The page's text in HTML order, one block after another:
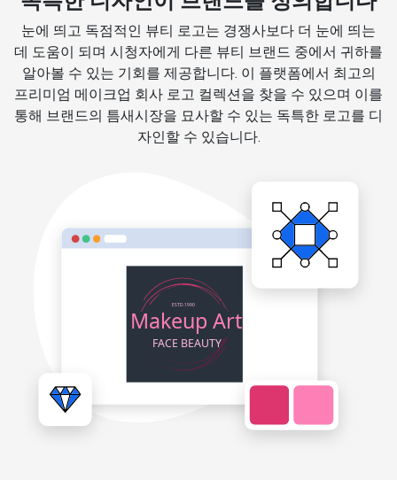
눈에 띄고 독점적인 뷰티 로고는 경쟁사보다 더 눈에 띄는
데 도움이 되며 시청자에게 다른 뷰티 브랜드 중에서 귀하를
알아볼 수 있는 기회를 제공합니다. 이 플랫폼에서 최고의
프리미엄 메이크업 회사 로고 컬렉션을 찾을 수 있으며 이를
통해 브랜드의 틈새시장을 묘사할 수 있는 독특한 로고를 디
자인할 수 있습니다.